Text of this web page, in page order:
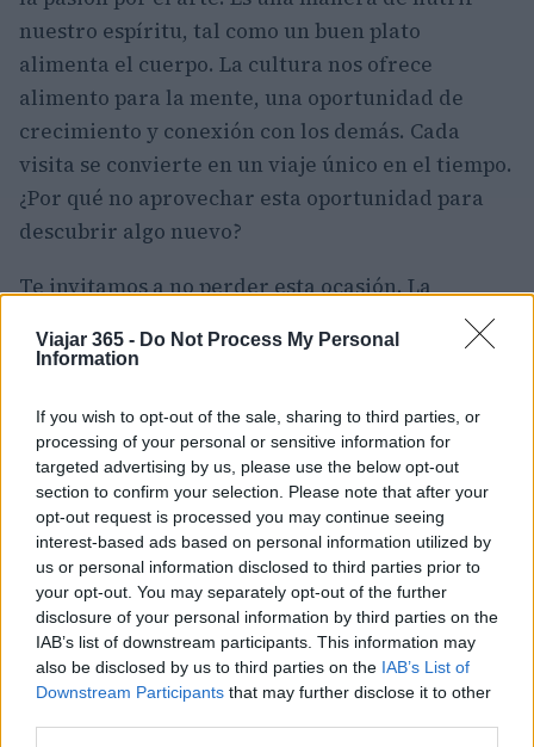
Viajar 365 - Do Not Process My Personal
Information
If you wish to opt-out of the sale, sharing to third parties, or
processing of your personal or sensitive information for
targeted advertising by us, please use the below opt-out
section to confirm your selection. Please note that after your
opt-out request is processed you may continue seeing
interest-based ads based on personal information utilized by
us or personal information disclosed to third parties prior to
your opt-out. You may separately opt-out of the further
disclosure of your personal information by third parties on the
IAB’s list of downstream participants. This information may
also be disclosed by us to third parties on the IAB’s List of
Downstream Participants that may further disclose it to other
nuestro espíritu, tal como un buen plato
alimenta el cuerpo. La cultura nos ofrece
alimento para la mente, una oportunidad de
crecimiento y conexión con los demás. Cada
visita se convierte en un viaje único en el tiempo.
¿Por qué no aprovechar esta oportunidad para
descubrir algo nuevo?
Te invitamos a no perder esta ocasión. La
merece ser vivida, un momento para redescubrir
cultural. Solo queda elegir el museo y dejarse
envolver por las historias que cada obra tiene
para contar. ¿Estás listo para embarcarte en este
viaje?
«`
AUTOR
Staff